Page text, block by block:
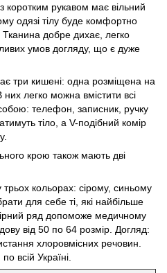
коротким рукавом має вільний
одязі тілу буде комфортно
Тканина добре дихає, легко
умов догляду, що є дуже
три кишені: одна розміщена на
них легко можна вмістити всі
телефон, записник, ручку
тіло, а V-подібний комір
крою також мають дві
кольорах: сірому, синьому
для себе ті, які найбільше
ряд допоможе медичному
від 50 по 64 розмір. Догляд:
хлоровмісних речовин.
всій Україні.